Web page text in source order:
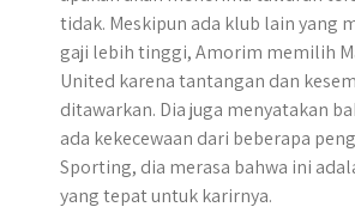
tidak. Meskipun ada klub lain yang
gaji lebih tinggi, Amorim memilih
United karena tantangan dan
ditawarkan. Dia juga menyatakan
ada kekecewaan dari beberapa
Sporting, dia merasa bahwa ini
yang tepat untuk karirnya.